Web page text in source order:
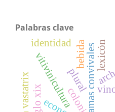
Palabras clave
epigramas convivales
plural
colonia
vitivinicultura lexicón
bebida
identidad